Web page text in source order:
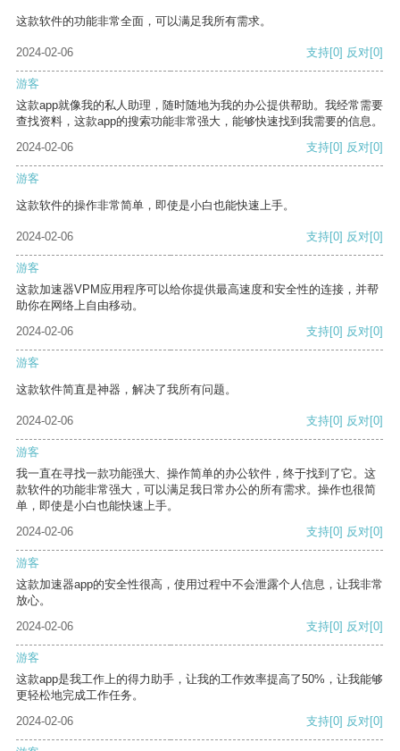
这款软件的功能非常全面，可以满足我所有需求。
2024-02-06 支持[0] 反对[0]
游客
这款app就像我的私人助理，随时随地为我的办公提供帮助。我经常需要
查找资料，这款app的搜索功能非常强大，能够快速找到我需要的信息。
2024-02-06
支持[0] 反对[0]
游客
这款软件的操作非常简单，即使是小白也能快速上手。
2024-02-06 支持[0] 反对[0]
游客
这款加速器VPM应用程序可以给你提供最高速度和安全性的连接，并帮
助你在网络上自由移动。
2024-02-06
支持[0] 反对[0]
游客
这款软件简直是神器，解决了我所有问题。
2024-02-06 支持[0] 反对[0]
游客
我一直在寻找一款功能强大、操作简单的办公软件，终于找到了它。这
款软件的功能非常强大，可以满足我日常办公的所有需求。操作也很简
单，即使是小白也能快速上手。
2024-02-06
支持[0] 反对[0]
游客
这款加速器app的安全性很高，使用过程中不会泄露个人信息，让我非常
放心。
2024-02-06
支持[0] 反对[0]
游客
这款app是我工作上的得力助手，让我的工作效率提高了50%，让我能够
更轻松地完成工作任务。
2024-02-06
支持[0] 反对[0]